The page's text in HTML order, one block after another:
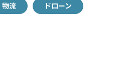
物流 ドローン